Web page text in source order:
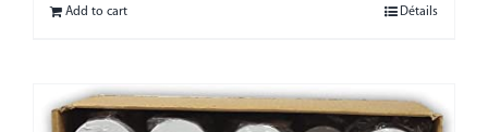
Add to cart Détails